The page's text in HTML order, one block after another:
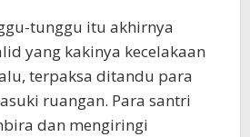
tunggu itu akhirnya
yang kakinya kecelakaan
terpaksa ditandu para
ruangan. Para santri
dan mengiringi